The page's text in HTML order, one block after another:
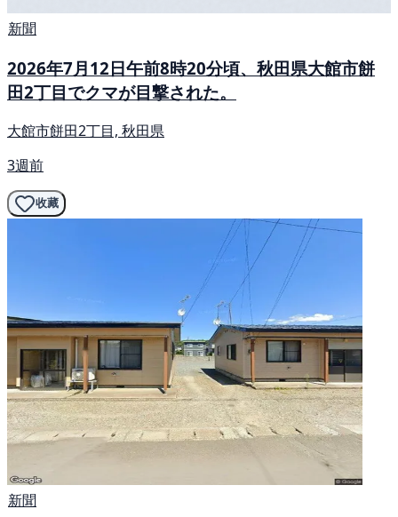
新聞
2026年7月12日午前8時20分頃、秋田県大館市餅
田2丁目でクマが目撃された。
大館市餅田2丁目, 秋田県
3週前
收藏
新聞